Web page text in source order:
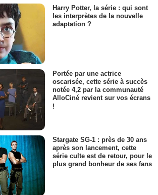
Harry Potter, la série : qui sont
les interprètes de la nouvelle
adaptation ?
Portée par une actrice
oscarisée, cette série à succès
notée 4,2 par la communauté
AlloCiné revient sur vos écrans
!
Stargate SG-1 : près de 30 ans
après son lancement, cette
série culte est de retour, pour le
plus grand bonheur de ses fans